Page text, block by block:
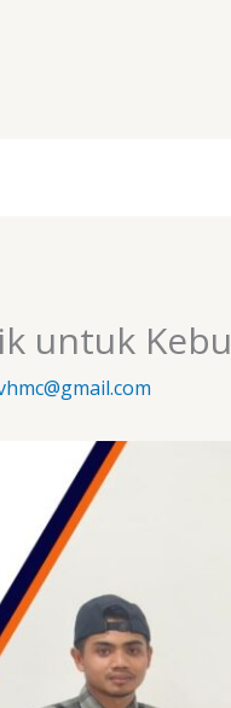
untuk